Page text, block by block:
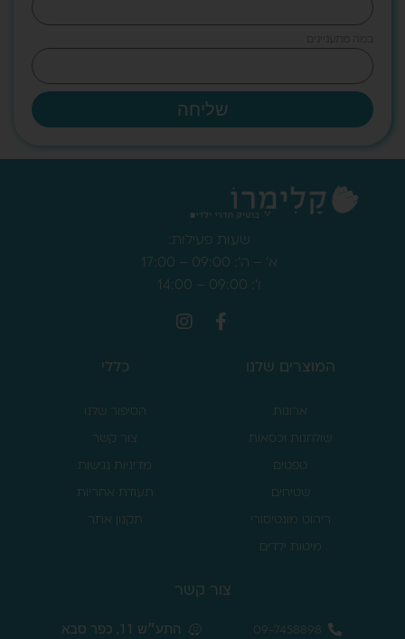
שליחה
שעות פעילות:
א' – ה': 09:00 – 17:00
ו': 09:00 – 14:00
המוצרים שלנו
ארונות
שולחנות וכסאות
טפטים
שטיחים
ריהוט מונטיסורי
מיטות ילדים
כללי
הסיפור שלנו
צור קשר
מדיניות נגישות
תעודת אחריות
תקנון אתר
צור קשר
09-7458898 התע״ש 11, כפר סבא